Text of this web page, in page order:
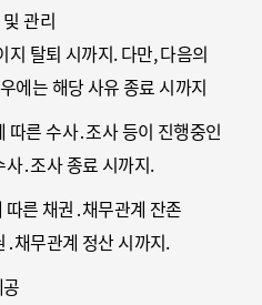
다.
학적 특성에 따른 서비스 제공
도 파악 또는 회원의 서비스
관리
지 탈퇴 시까지. 다만, 다음의
에는 해당 사유 종료 시까지
따른 수사․조사 등이 진행중인
․조사 종료 시까지.
른 채권․채무관계 잔존
채무관계 정산 시까지.